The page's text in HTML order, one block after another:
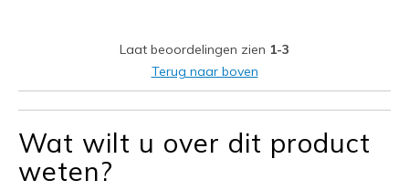
Feels true to size
Shoes are for Wearing
Laat beoordelingen zien 1-3
Terug naar boven
Wat wilt u over dit product
weten?